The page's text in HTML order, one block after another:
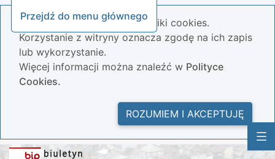
Przejdź do menu głównego
Nasza strona wykorzystuje pliki cookies.
Korzystanie z witryny oznacza zgodę na ich zapis
lub wykorzystanie.
Więcej informacji można znaleźć w Polityce
Cookies.
ROZUMIEM I AKCEPTUJĘ